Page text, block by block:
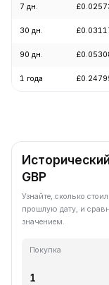
7 дн.
30 дн.
90 дн.
1 года
GBP
Узнайте, сколько
прошлую дату, и
значением.
Покупка